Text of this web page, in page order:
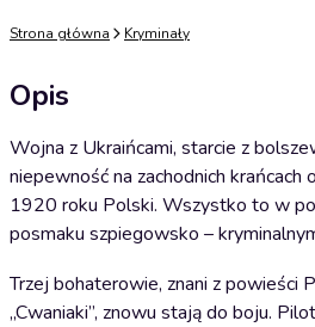
Strona główna Kryminały
Opis
Wojna z Ukraińcami, starcie z
niepewność na zachodnich
1920 roku Polski. Wszystko to w
posmaku szpiegowsko –
Trzej bohaterowie, znani z powieści
„Cwaniaki”, znowu stają do boju.